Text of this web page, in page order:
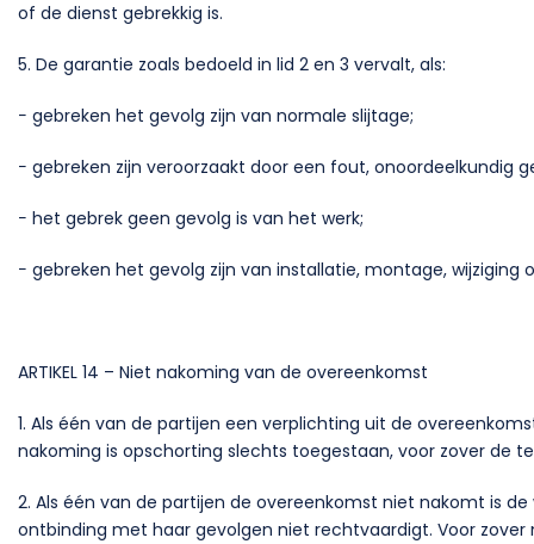
of de dienst gebrekkig is.
5. De garantie zoals bedoeld in lid 2 en 3 vervalt, als:
− gebreken het gevolg zijn van normale slijtage;
− gebreken zijn veroorzaakt door een fout,
− het gebrek geen gevolg is van het werk;
− gebreken het gevolg zijn van installatie, montage,
ARTIKEL 14 – Niet nakoming van de overeenkomst
1. Als één van de partijen een verplichting uit de
nakoming is opschorting slechts toegestaan, voor zover de
2. Als één van de partijen de overeenkomst niet nakomt is
ontbinding met haar gevolgen niet rechtvaardigt. Voor